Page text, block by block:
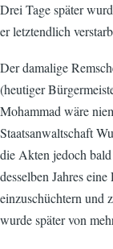
Drei Tage später
er letztendlich
Der damalige
(heutiger
Mohammad wäre
Staatsanwaltschaft
die Akten jedoch
desselben Jahres
einzuschüchtern und
wurde später von